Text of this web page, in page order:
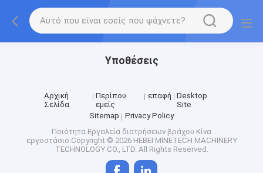
Υποθέσεις
Αρχική
Σελίδα
Περίπου
εμείς
επαφή
Desktop
Site
Sitemap
Privacy Policy
Ποιότητα Εργαλεία διατρήσεων βράχου Κίνα
εργοστάσιο.Copyright © 2026 HEBEI MINETECH MACHINERY
TECHNOLOGY CO., LTD. All Rights Reserved.